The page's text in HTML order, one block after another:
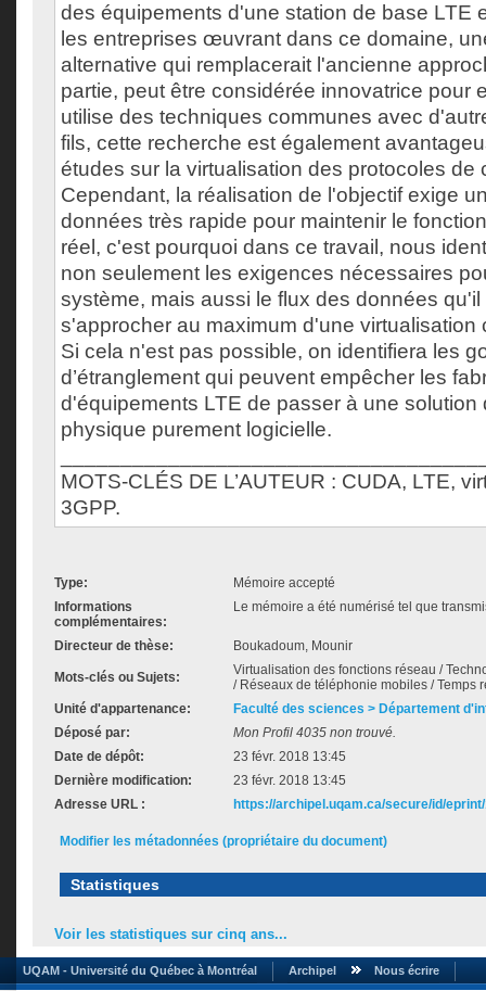
des équipements d'une station de base LTE
les entreprises œuvrant dans ce domaine,
alternative qui remplacerait l'ancienne
partie, peut être considérée innovatrice pour
utilise des techniques communes avec
fils, cette recherche est également
études sur la virtualisation des protocoles de
Cependant, la réalisation de l'objectif exige
données très rapide pour maintenir le
réel, c'est pourquoi dans ce travail, nous
non seulement les exigences nécessaires
système, mais aussi le flux des données qu'il
s'approcher au maximum d'une virtualisation
Si cela n'est pas possible, on identifiera les
d’étranglement qui peuvent empêcher les
d'équipements LTE de passer à une solution
physique purement logicielle.
MOTS-CLÉS DE L’AUTEUR : CUDA, LTE,
3GPP.
Type:
Mémoire accepté
Informations
complémentaires:
Le mémoire a été numérisé tel que
Directeur de thèse: Boukadoum, Mounir
Mots-clés ou Sujets:
Virtualisation des fonctions réseau /
/ Réseaux de téléphonie mobiles / Temps
Unité d'appartenance:
Faculté des sciences > Département
Déposé par:
Mon Profil 4035 non trouvé.
Date de dépôt:
23 févr. 2018 13:45
Dernière modification:
23 févr. 2018 13:45
Adresse URL :
https://archipel.uqam.ca/secure/id/
Modifier les métadonnées (propriétaire du document)
Statistiques
Voir les statistiques sur cinq ans...
UQAM - Université du Québec à Montréal Archipel Nous écrire